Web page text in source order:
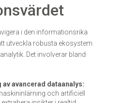
i den informationsrika
utveckla robusta ekosystem
Det involverar bland
av avancerad dataanalys:
och artificiell